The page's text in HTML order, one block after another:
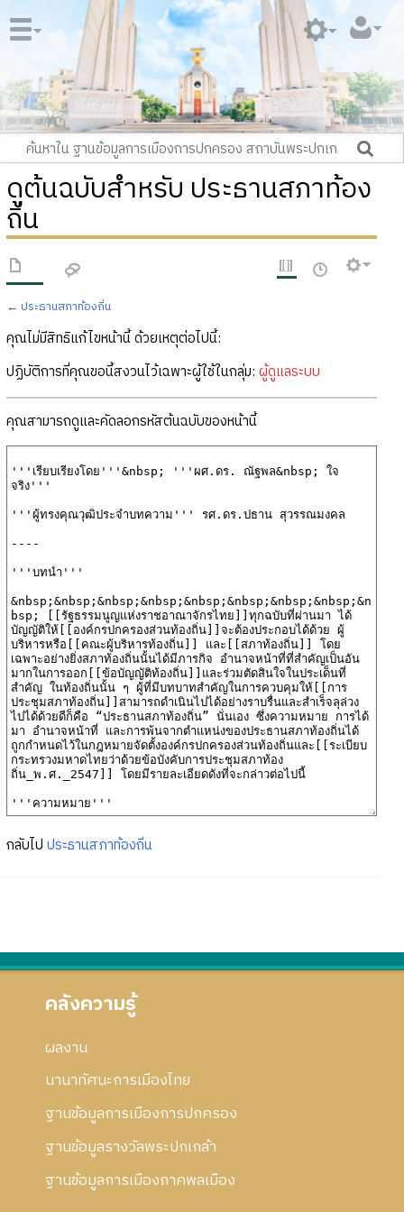
ดูต้นฉบับสำหรับ ประธานสภาท้อง
ถิ่น
← ประธานสภาท้องถิ่น
คุณไม่มีสิทธิแก้ไขหน้านี้ ด้วยเหตุต่อไปนี้:
ปฏิบัติการที่คุณขอนี้สงวนไว้เฉพาะผู้ใช้ในกลุ่ม: ผู้ดูแลระบบ
คุณสามารถดูและคัดลอกรหัสต้นฉบับของหน้านี้
กลับไป ประธานสภาท้องถิ่น
คลังความรู้
ผลงาน
นานาทัศนะการเมืองไทย
ฐานข้อมูลการเมืองการปกครอง
ฐานข้อมูลรางวัลพระปกเกล้า
ฐานข้อมูลการเมืองภาคพลเมือง